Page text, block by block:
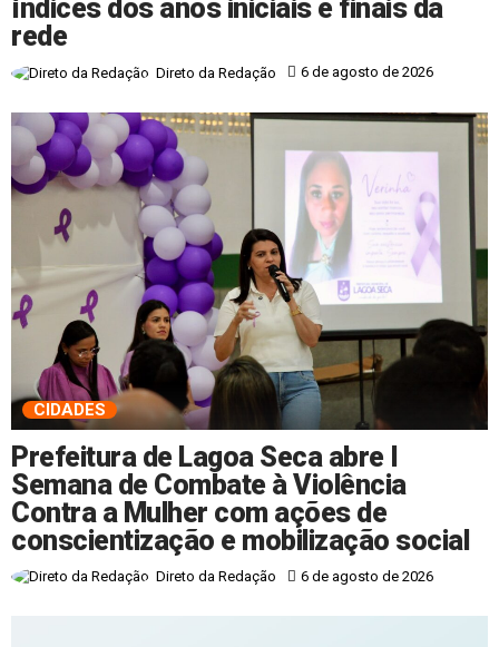
índices dos anos iniciais e finais da
rede
Direto da Redação 6 de agosto de 2026
CIDADES
Prefeitura de Lagoa Seca abre I
Semana de Combate à Violência
Contra a Mulher com ações de
conscientização e mobilização social
Direto da Redação 6 de agosto de 2026